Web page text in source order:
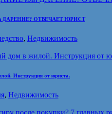
ДАРЕНИЕ? ОТВЕЧАЕТ ЮРИСТ
, Недвижимость
Инструкция от юриста.
, Недвижимость